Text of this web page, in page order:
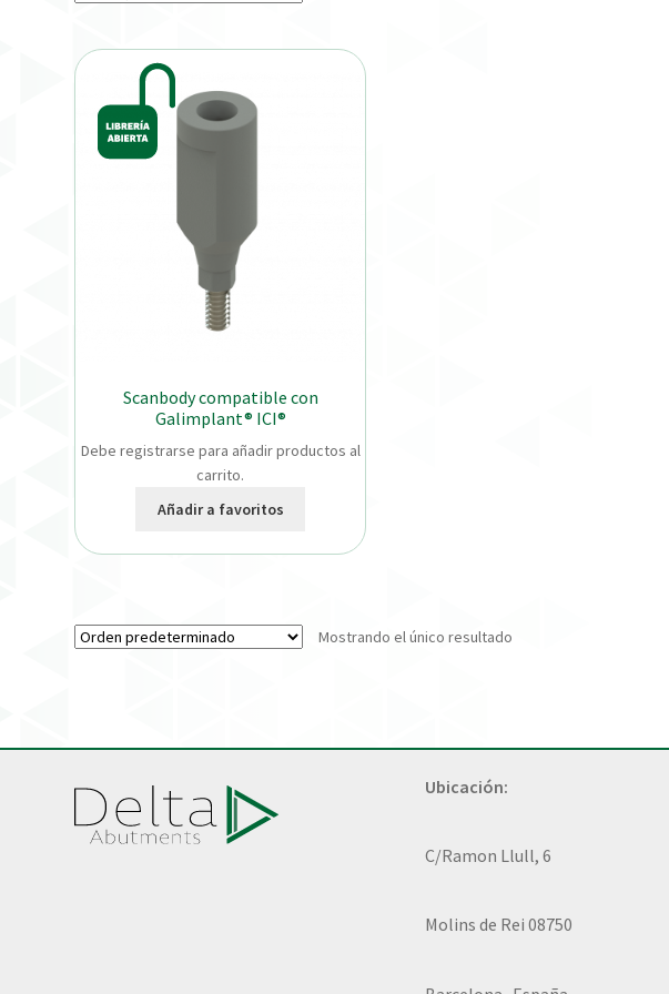
Scanbody compatible con
Galimplant® ICI®
Debe registrarse para añadir productos al
carrito.
Añadir a favoritos
Mostrando el único resultado
Ubicación:
C/Ramon Llull, 6
Molins de Rei 08750